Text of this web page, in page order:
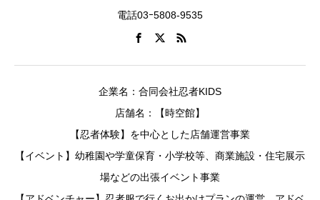
電話03ｰ5808-9535
企業名：合同会社忍者KIDS
店舗名：【時空館】
【忍者体験】を中心とした店舗運営事業
【イベント】幼稚園や学童保育・小学校等、商業施設・住宅展示
場などの出張イベント事業